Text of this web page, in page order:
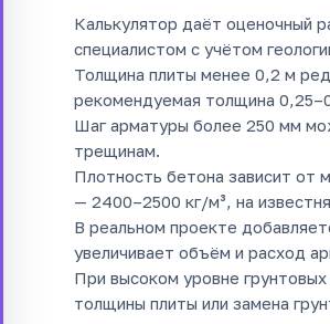
Калькулятор даёт оценочный
специалистом с учётом
Толщина плиты менее 0,2 м
рекомендуемая толщина
Шаг арматуры более 250 мм
трещинам.
Плотность бетона зависит от
— 2400–2500 кг/м³, на
В реальном проекте
увеличивает объём и расход
При высоком уровне
толщины плиты или замена